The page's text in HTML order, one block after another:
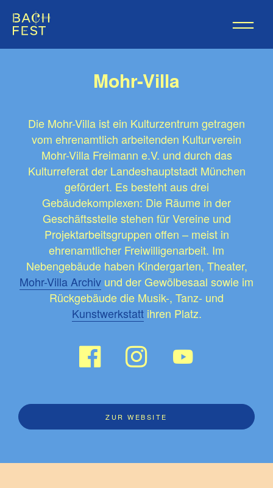
Mohr-Villa
Die Mohr-Villa ist ein Kulturzentrum getragen
vom ehrenamtlich arbeitenden Kulturverein
Mohr-Villa Freimann e.V. und durch das
Kulturreferat der Landeshauptstadt München
gefördert. Es besteht aus drei
Gebäudekomplexen: Die Räume in der
Geschäftsstelle stehen für Vereine und
Projektarbeitsgruppen offen – meist in
ehrenamtlicher Freiwilligenarbeit. Im
Nebengebäude haben Kindergarten, Theater,
Mohr-Villa Archiv und der Gewölbesaal sowie im
Rückgebäude die Musik-, Tanz- und
Kunstwerkstattihren Platz.
ZUR WEBSITE